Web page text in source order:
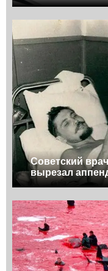
Советский
вырезал